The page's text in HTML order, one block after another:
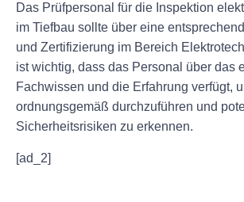
Das Prüfpersonal für die Inspektion
im Tiefbau sollte über eine
und Zertifizierung im Bereich
ist wichtig, dass das Personal über das
Fachwissen und die Erfahrung verfügt,
ordnungsgemäß durchzuführen und
Sicherheitsrisiken zu erkennen.
[ad_2]